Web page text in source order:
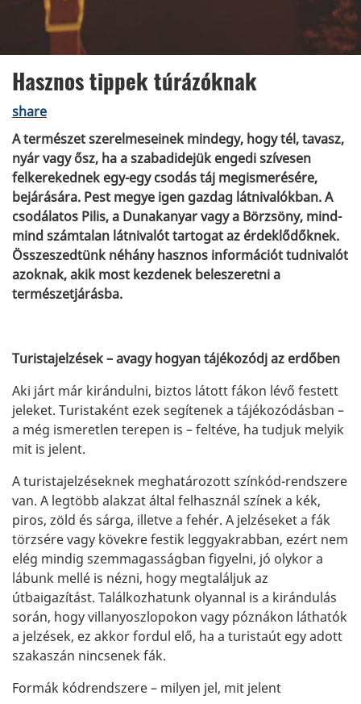
Hasznos tippek túrázóknak
share
A természet szerelmeseinek mindegy, hogy tél, tavasz,
nyár vagy ősz, ha a szabadidejük engedi szívesen
felkerekednek egy-egy csodás táj megismerésére,
bejárására. Pest megye igen gazdag látnivalókban. A
csodálatos Pilis, a Dunakanyar vagy a Börzsöny, mind-
mind számtalan látnivalót tartogat az érdeklődőknek.
Összeszedtünk néhány hasznos információt tudnivalót
azoknak, akik most kezdenek beleszeretni a
természetjárásba.
Turistajelzések – avagy hogyan tájékozódj az erdőben
Aki járt már kirándulni, biztos látott fákon lévő festett
jeleket. Turistaként ezek segítenek a tájékozódásban –
a még ismeretlen terepen is – feltéve, ha tudjuk melyik
mit is jelent.
A turistajelzéseknek meghatározott színkód-rendszere
van. A legtöbb alakzat által felhasznál színek a kék,
piros, zöld és sárga, illetve a fehér. A jelzéseket a fák
törzsére vagy kövekre festik leggyakrabban, ezért nem
elég mindig szemmagasságban figyelni, jó olykor a
lábunk mellé is nézni, hogy megtaláljuk az
útbaigazítást. Találkozhatunk olyannal is a kirándulás
során, hogy villanyoszlopokon vagy póznákon láthatók
a jelzések, ez akkor fordul elő, ha a turistaút egy adott
szakaszán nincsenek fák.
Formák kódrendszere – milyen jel, mit jelent